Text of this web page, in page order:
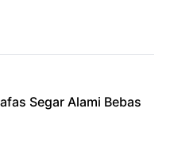
Segar Alami Bebas